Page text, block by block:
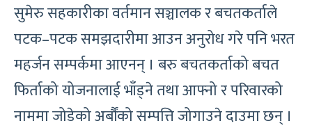
सुमेरु सहकारीका वर्तमान सञ्चालक र बचतकर्ताले
पटक–पटक समझदारीमा आउन अनुरोध गरे पनि भरत
महर्जन सम्पर्कमा आएनन् । बरु बचतकर्ताको बचत
फिर्ताको योजनालाई भाँड्ने तथा आफ्नो र परिवारको
नाममा जोडेको अर्बौंको सम्पत्ति जोगाउने दाउमा छन् ।